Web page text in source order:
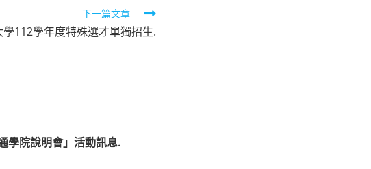
下一篇文章
學112學年度特殊選才單獨招生.
學院說明會」活動訊息.